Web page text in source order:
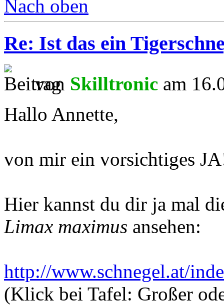
Nach oben
Re: Ist das ein
von Skilltronic am
Hallo Annette,
von mir ein vorsichtiges
Hier kannst du dir ja mal
Limax maximus ansehen:
http://www.schnegel.at/
(Klick bei Tafel: Großer